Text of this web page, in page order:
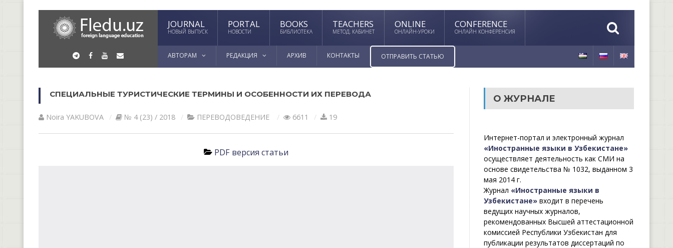
JOURNAL
НОВЫЙ ВЫПУСК
PORTAL
НОВОСТИ
BOOKS
БИБЛИОТЕКА
TEACHERS
МЕТОД. КАБИНЕТ
ONLINE
ОНЛАЙН-УРОКИ
CONFERENCE
ОНЛАЙН КОНФЕРЕНСИЯ
АВТОРАМ РЕДАКЦИЯ АРХИВ КОНТАКТЫ ОТПРАВИТЬ СТАТЬЮ
СПЕЦИАЛЬНЫЕ ТУРИСТИЧЕСКИЕ ТЕРМИНЫ И ОСОБЕННОСТИ ИХ ПЕРЕВОДА
Noira YAKUBOVА № 4 (23) / 2018 ПЕРЕВОДОВЕДЕНИЕ 6611 19
PDF версия статьи
О ЖУРНАЛЕ
Интернет-портал и электронный журнал
«Иностранные языки в Узбекистане»
осуществляет деятельность как СМИ на
основе свидетельства № 1032, выданном 3
мая 2014 г.
Журнал «Иностранные языки в
Узбекистане»входит в перечень
ведущих научных журналов,
рекомендованных Высшей аттестационной
комиссией Республики Узбекистан для
публикации результатов диссертаций по